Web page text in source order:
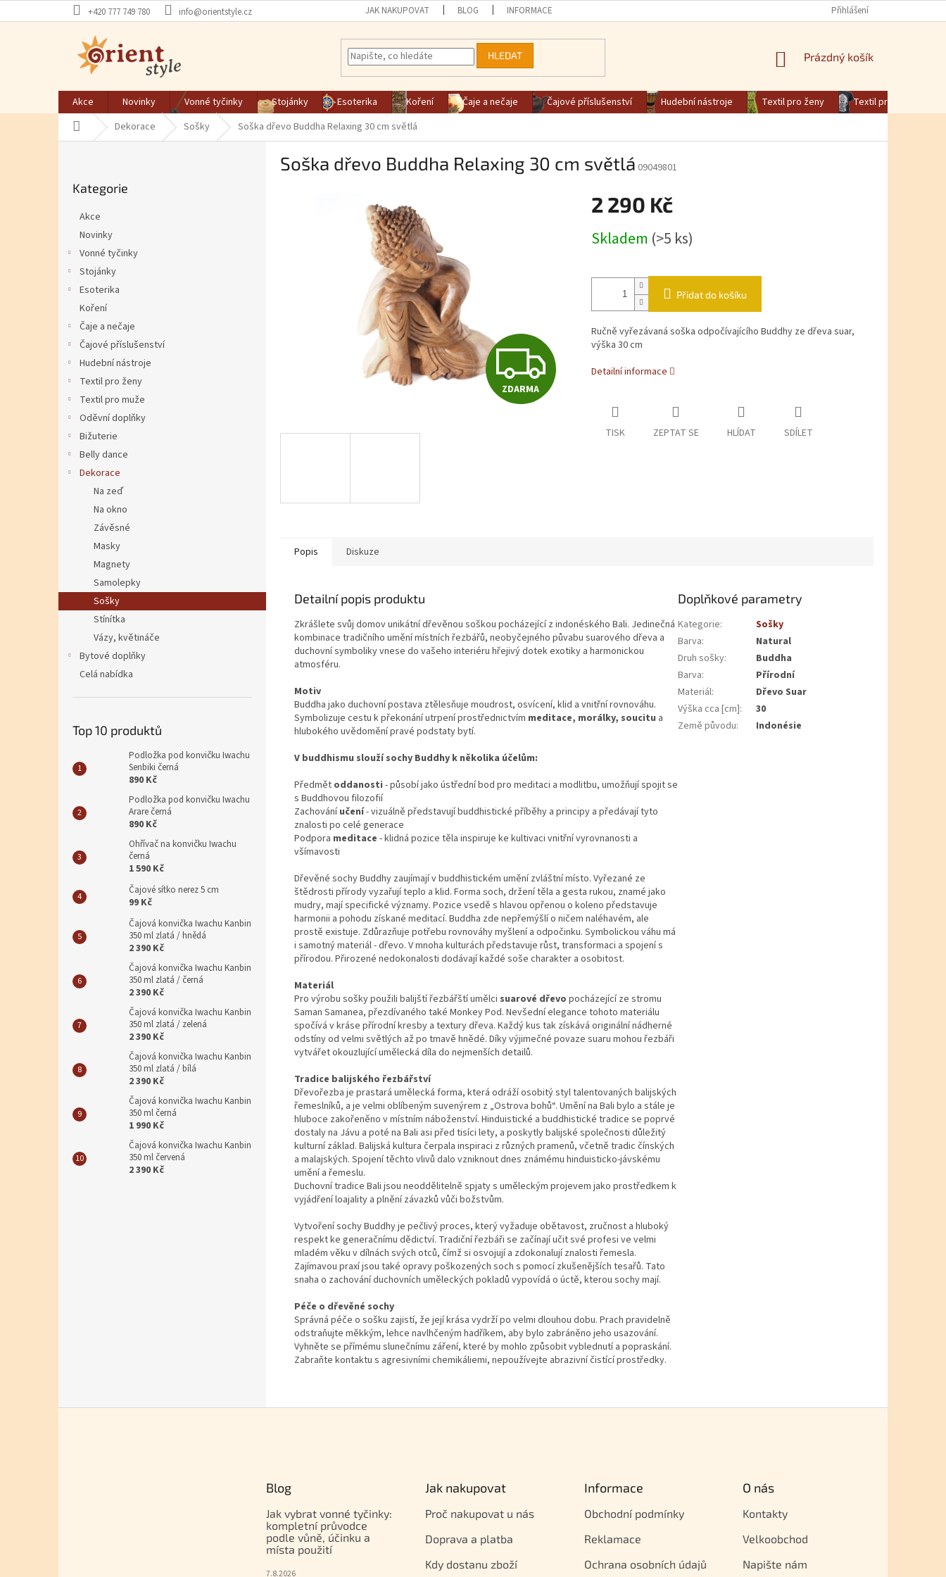
+420 777 749 780 info@orientstyle.cz JAK NAKUPOVAT BLOG INFORMACE Přihlášení
HLEDAT NÁKUPNÍ KOŠÍK
Prázdný košík
Akce Novinky Vonné tyčinky Stojánky Esoterika Koření Čaje a nečaje Čajové příslušenství Hudební nástroje Textil pro ženy
Textil pro muže
Domů Dekorace Sošky Soška dřevo Buddha Relaxing 30 cm světlá
Kategorie
Akce
Novinky
Vonné tyčinky
Stojánky
Esoterika
Koření
Čaje a nečaje
Čajové příslušenství
Hudební nástroje
Textil pro ženy
Textil pro muže
Oděvní doplňky
Bižuterie
Belly dance
Dekorace
Na zeď
Na okno
Závěsné
Masky
Magnety
Samolepky
Sošky
Stínítka
Vázy, květináče
Bytové doplňky
Celá nabídka
Top 10 produktů
Podložka pod konvičku Iwachu
Senbiki černá
890 Kč
Podložka pod konvičku Iwachu
Arare černá
890 Kč
Ohřívač na konvičku Iwachu
černá
1 590 Kč
Čajové sítko nerez 5 cm
99 Kč
Čajová konvička Iwachu Kanbin
350 ml zlatá / hnědá
2 390 Kč
Čajová konvička Iwachu Kanbin
350 ml zlatá / černá
2 390 Kč
Čajová konvička Iwachu Kanbin
350 ml zlatá / zelená
2 390 Kč
Čajová konvička Iwachu Kanbin
350 ml zlatá / bílá
2 390 Kč
Čajová konvička Iwachu Kanbin
350 ml černá
1 990 Kč
Čajová konvička Iwachu Kanbin
350 ml červená
2 390 Kč
Soška dřevo Buddha Relaxing 30 cm světlá 09049801
ZDARMA
ZDARMA
2 290 Kč
Skladem (>5 ks)
Přidat do košíku
Ručně vyřezávaná soška odpočívajícího Buddhy ze dřeva suar,
výška 30 cm
Detailní informace
TISK ZEPTAT SE HLÍDAT SDÍLET
Popis Diskuze
Detailní popis produktu
Zkrášlete svůj domov unikátní dřevěnou soškou pocházející z indonéského Bali. Jedinečná
kombinace tradičního umění místních řezbářů, neobyčejného půvabu suarového dřeva a
duchovní symboliky vnese do vašeho interiéru hřejivý dotek exotiky a harmonickou
atmosféru.
Motiv
Buddha jako duchovní postava ztělesňuje moudrost, osvícení, klid a vnitřní rovnováhu.
Symbolizuje cestu k překonání utrpení prostřednictvím meditace, morálky, soucitu a
hlubokého uvědomění pravé podstaty bytí.
V buddhismu slouží sochy Buddhy k několika účelům:
Předmět oddanosti - působí jako ústřední bod pro meditaci a modlitbu, umožňují spojit se
s Buddhovou filozofií
Zachováníučení- vizuálně představují buddhistické příběhy a principy a předávají tyto
znalosti po celé generace
Podpora meditace - klidná pozice těla inspiruje ke kultivaci vnitřní vyrovnanosti a
všímavosti
Dřevěné sochy Buddhy zaujímají v buddhistickém umění zvláštní místo. Vyřezané ze
štědrosti přírody vyzařují teplo a klid. Forma soch, držení těla a gesta rukou, znamé jako
mudry, mají specifické významy. Pozice vsedě s hlavou opřenou o koleno představuje
harmonii a pohodu získané meditací. Buddha zde nepřemýšlí o ničem naléhavém, ale
prostě existuje. Zdůrazňuje potřebu rovnováhy myšlení a odpočinku. Symbolickou váhu má
i samotný materiál - dřevo. V mnoha kulturách představuje růst, transformaci a spojení s
přírodou. Přirozené nedokonalosti dodávají každé soše charakter a osobitost.
Materiál
Pro výrobu sošky použili balijští řezbářští umělci suarové dřevo pocházející ze stromu
Saman Samanea, přezdívaného také Monkey Pod. Nevšední elegance tohoto materiálu
spočívá v kráse přírodní kresby a textury dřeva. Každý kus tak získává originální nádherné
odstíny od velmi světlých až po tmavě hnědé. Díky výjimečné povaze suaru mohou řezbáři
vytvářet okouzlující umělecká díla do nejmenších detailů.
Tradice balijského řezbářství
Dřevořezba je prastará umělecká forma, která odráží osobitý styl talentovaných balijských
řemeslníků, a je velmi oblíbeným suvenýrem z „Ostrova bohů“. Umění na Bali bylo a stále je
hluboce zakořeněno v místním náboženství. Hinduistické a buddhistické tradice se poprvé
dostaly na Jávu a poté na Bali asi před tisíci lety, a poskytly balijské společnosti důležitý
kulturní základ. Balijská kultura čerpala inspiraci z různých pramenů, včetně tradic čínských
a malajských. Spojení těchto vlivů dalo vzniknout dnes známému hinduisticko-jávskému
umění a řemeslu.
Duchovní tradice Bali jsou neoddělitelně spjaty s uměleckým projevem jako prostředkem k
vyjádření loajality a plnění závazků vůči božstvům.
Vytvoření sochy Buddhy je pečlivý proces, který vyžaduje obětavost, zručnost a hluboký
respekt ke generačnímu dědictví. Tradiční řezbáři se začínají učit své profesi ve velmi
mladém věku v dílnách svých otců, čímž si osvojují a zdokonalují znalosti řemesla.
Zajímavou praxí jsou také opravy poškozených soch s pomocí zkušenějších tesařů. Tato
snaha o zachování duchovních uměleckých pokladů vypovídá o úctě, kterou sochy mají.
Péče o dřevěné sochy
Správná péče o sošku zajistí, že její krása vydrží po velmi dlouhou dobu. Prach pravidelně
odstraňujte měkkým, lehce navlhčeným hadříkem, aby bylo zabráněno jeho usazování.
Vyhněte se přímému slunečnímu záření, které by mohlo způsobit vyblednutí a popraskání.
Zabraňte kontaktu s agresivními chemikáliemi, nepoužívejte abrazivní čistící prostředky.
Doplňkové parametry
Kategorie:
Sošky
Barva:
Natural
Druh sošky:
Buddha
Barva:
Přírodní
Materiál:
Dřevo Suar
Výška cca [cm]:
30
Země původu: Indonésie
Blog
Jak vybrat vonné tyčinky:
kompletní průvodce
podle vůně, účinku a
místa použití
7.8.2026
Jak nakupovat
Proč nakupovat u nás
Doprava a platba
Kdy dostanu zboží
Informace
Obchodní podmínky
Reklamace
Ochrana osobních údajů
O nás
Kontakty
Velkoobchod
Napište nám